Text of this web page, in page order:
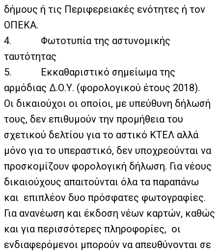
δήμους ή τις Περιφερειακές ενότητες ή τον
ΟΠΕΚΑ.
4.
Φωτοτυπία της αστυνομικής
ταυτότητας
5.
Εκκαθαριστικό σημείωμα της
αρμόδιας Δ.Ο.Υ. (φορολογικού έτους 2018).
Οι δικαιούχοι οι οποίοι, με υπεύθυνη δήλωσή
τους, δεν επιθυμούν την προμήθεια του
σχετικού δελτίου για το αστικό ΚΤΕΛ αλλά
μόνο για το υπεραστικό, δεν υποχρεούνται να
προσκομίζουν φορολογική δήλωση. Για νέους
δικαιούχους απαιτούνται όλα τα παραπάνω
και επιπλέον δυο πρόσφατες φωτογραφίες.
Για ανανέωση και έκδοση νέων καρτών, καθώς
και για περισσότερες πληροφορίες, οι
ενδιαφερόμενοι μπορούν να απευθύνονται σε